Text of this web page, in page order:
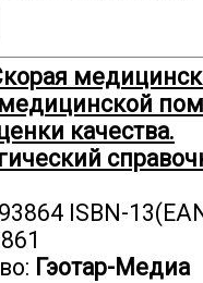
качества.
ISBN-
Гэотар-Медиа